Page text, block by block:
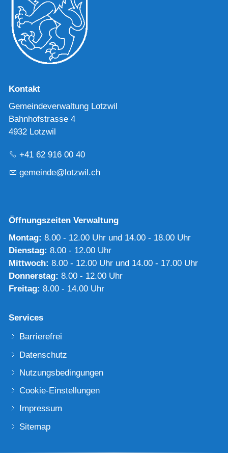
Kontakt
Gemeindeverwaltung Lotzwil
Bahnhofstrasse 4
4932 Lotzwil
+41 62 916 00 40
g m nd l tzw l ch
Öffnungszeiten Verwaltung
Montag: 8.00 - 12.00 Uhr und 14.00 - 18.00 Uhr
Dienstag: 8.00 - 12.00 Uhr
Mittwoch: 8.00 - 12.00 Uhr und 14.00 - 17.00 Uhr
Donnerstag: 8.00 - 12.00 Uhr
Freitag: 8.00 - 14.00 Uhr
Services
Barrierefrei
Datenschutz
Nutzungsbedingungen
Cookie-Einstellungen
Impressum
Sitemap